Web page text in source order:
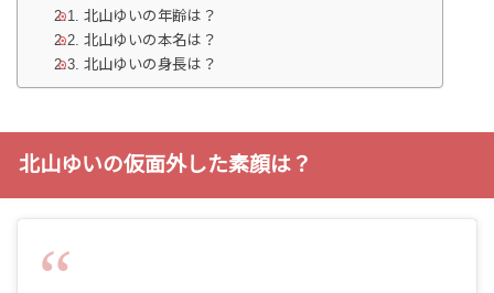
北山ゆいの年齢は？
北山ゆいの本名は？
北山ゆいの身長は？
北山ゆいの仮面外した素顔は？